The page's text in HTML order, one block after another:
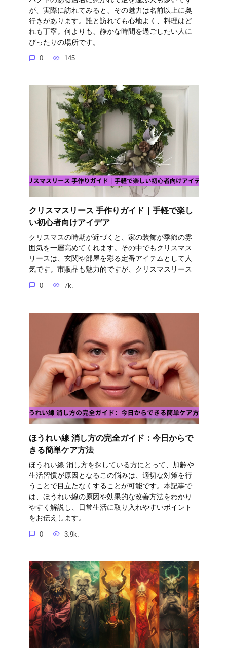
が、実際に訪れてみると、その魅力は名前以上に奥
行きがあります。誰と訪れても心地よく、料理はど
れも丁寧。何よりも、静かな時間を過ごしたい人に
ぴったりの場所です。
0 145
クリスマスリース 手作りガイド｜手軽で楽し
い初心者向けアイデア
クリスマスの時期が近づくと、家の装飾が季節の雰
囲気を一層高めてくれます。その中でもクリスマス
リースは、玄関や部屋を彩る定番アイテムとして人
気です。市販品も魅力的ですが、クリスマスリース
0 7k.
ほうれい線 消し方の完全ガイド：今日からで
きる簡単ケア方法
ほうれい線 消し方を探している方にとって、加齢や
生活習慣が原因となるこの悩みは、適切な対策を行
うことで目立たなくすることが可能です。本記事で
は、ほうれい線の原因や効果的な改善方法をわかり
やすく解説し、日常生活に取り入れやすいポイント
をお伝えします。
0 3.9k.